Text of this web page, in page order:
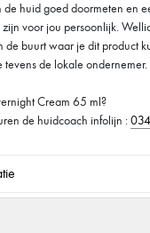
de huid goed doormeten en
voor jou persoonlijk.
de buurt waar je dit product
tevens de lokale ondernemer.
Cream 65 ml?
de huidcoach infolijn :